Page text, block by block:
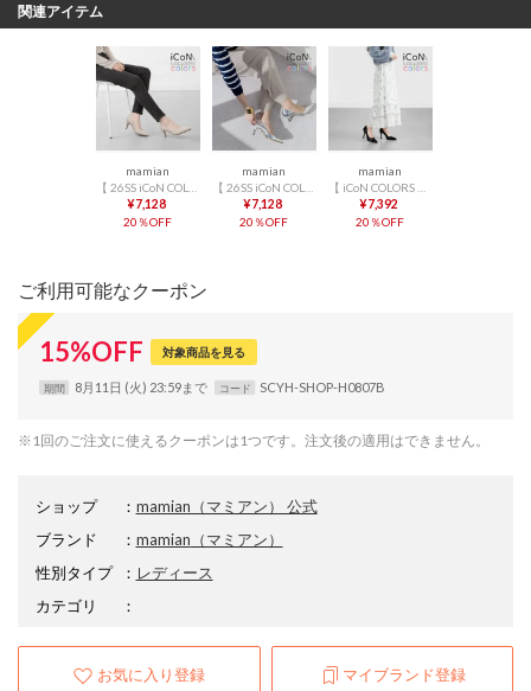
関連アイテム
mamian
¥7,128
20％OFF
mamian
¥7,128
20％OFF
mamian
¥7,392
20％OFF
ご利用可能なクーポン
15%OFF 対象商品を見る
期間 8月11日 (火) 23:59まで コード SCYH-SHOP-H0807B
※1回のご注文に使えるクーポンは1つです。注文後の適用はできません。
ショップ ： mamian（マミアン） 公式
ブランド
： mamian （マミアン）
性別タイプ
： レディース
カテゴリ
：
お気に入り登録 マイブランド登録